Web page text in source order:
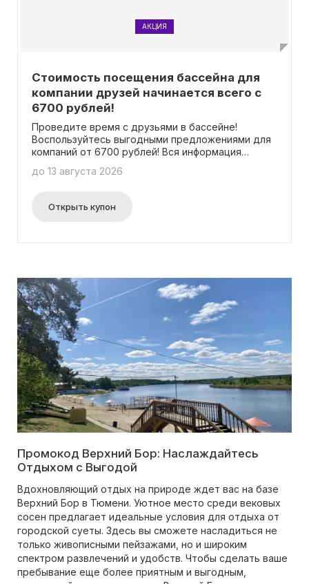
АКЦИЯ
Стоимость посещения бассейна для
компании друзей начинается всего с
6700 рублей!
Проведите время с друзьями в бассейне!
Воспользуйтесь выгодными предложениями для
компаний от 6700 рублей! Вся информация
до 13 августа 2026
Открыть купон
Промокод Верхний Бор: Наслаждайтесь
Отдыхом с Выгодой
Вдохновляющий отдых на природе ждет вас на базе
Верхний Бор в Тюмени. Уютное место среди вековых
сосен предлагает идеальные условия для отдыха от
городской суеты. Здесь вы сможете насладиться не
только живописными пейзажами, но и широким
спектром развлечений и удобств. Чтобы сделать ваше
пребывание еще более приятным и выгодным,